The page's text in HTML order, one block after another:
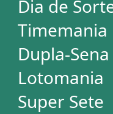
Idioma
Dúvidas
Termos de Uso
Privacidade
Fale conosco